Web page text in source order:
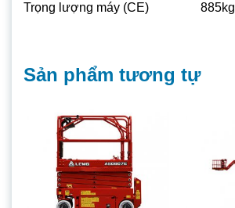
Trọng lượng máy (CE)
885kg
Sản phẩm tương tự